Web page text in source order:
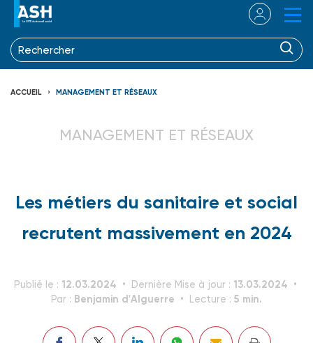
ACCUEIL MANAGEMENT ET RÉSEAUX
MANAGEMENT ET RÉSEAUX
Les métiers du sanitaire et social
recrutent massivement en 2024
Publié le : 12.03.2024 Dernière Mise à jour : 13.03.2024
Par : Benjamin d'Alguerre Lecture : 5 min.